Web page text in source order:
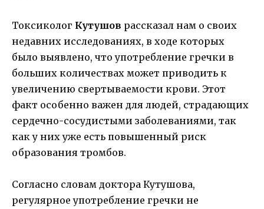
Токсиколог Кутушов рассказал нам о своих
недавних исследованиях, в ходе которых
было выявлено, что употребление гречки в
больших количествах может приводить к
увеличению свертываемости крови. Этот
факт особенно важен для людей, страдающих
сердечно-сосудистыми заболеваниями, так
как у них уже есть повышенный риск
образования тромбов.
Согласно словам доктора Кутушова,
регулярное употребление гречки не